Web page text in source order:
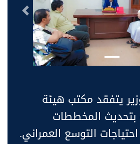
التالى
يتفقد مكتب هيئة
بتحديث المخططات
التوسع العمراني.